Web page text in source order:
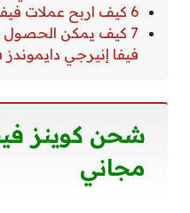
6 كيف اربح عملات فيفا 23 مجاني؟
7 كيف يمكن الحصول
فيفا إنيرجي
مجاني